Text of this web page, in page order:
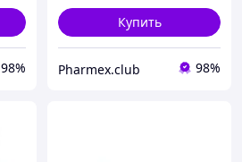
98%
Купить
Pharmex.club 98%